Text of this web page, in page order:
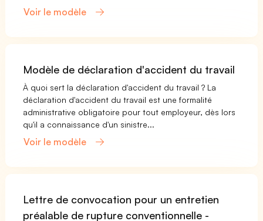
Voir le modèle
Modèle de déclaration d'accident du travail
À quoi sert la déclaration d'accident du travail ? La
déclaration d'accident du travail est une formalité
administrative obligatoire pour tout employeur, dès lors
qu'il a connaissance d'un sinistre...
Voir le modèle
Lettre de convocation pour un entretien
préalable de rupture conventionnelle -